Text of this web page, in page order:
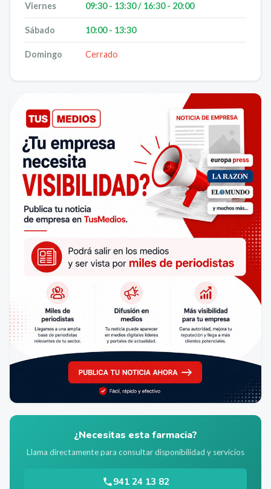
Viernes 09:30 - 13:30 / 16:30 - 20:00
Sábado 10:00 - 13:30
Domingo Cerrado
¿Necesitas esta farmacia?
Llama directamente para consultar disponibilidad y servicios
941 24 13 82